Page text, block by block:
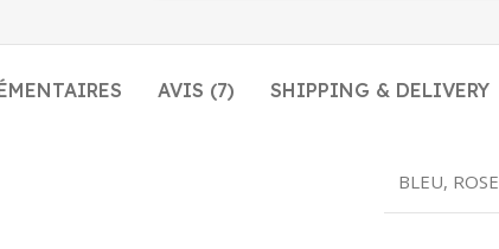
AVIS (7) SHIPPING & DELIVERY
BLEU, ROSE